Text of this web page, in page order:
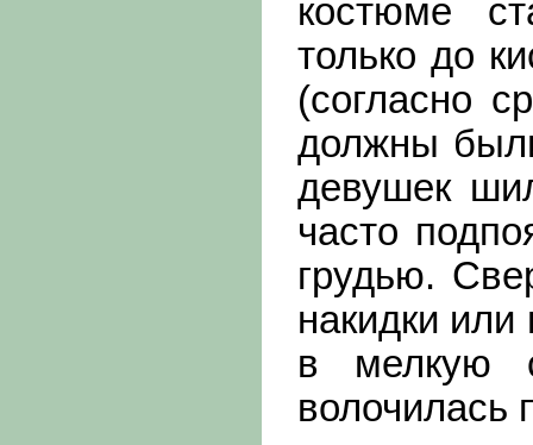
костюме
только до
(согласно
должны
девушек
часто
грудью.
накидки
в мелкую
волочилась